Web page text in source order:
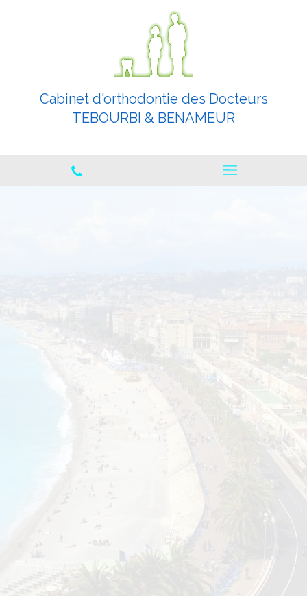
Cabinet d'orthodontie des Docteurs
TEBOURBI & BENAMEUR